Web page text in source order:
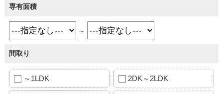
専有面積
～
間取り
～1LDK 2DK～2LDK